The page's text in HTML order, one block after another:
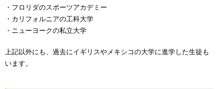
・フロリダのスポーツアカデミー
・カリフォルニアの工科大学
・ニューヨークの私立大学
上記以外にも、過去にイギリスやメキシコの大学に進学した生徒も
います。